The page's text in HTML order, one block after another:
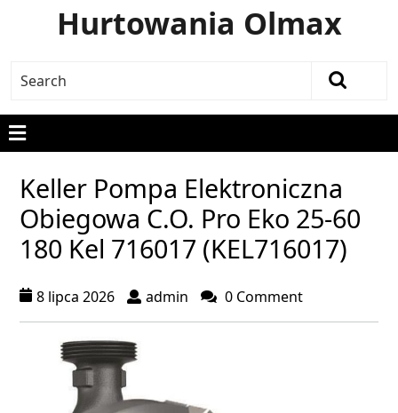
Hurtowania Olmax
Keller Pompa Elektroniczna
Obiegowa C.O. Pro Eko 25-60
180 Kel 716017 (KEL716017)
8 lipca 2026 admin 0 Comment